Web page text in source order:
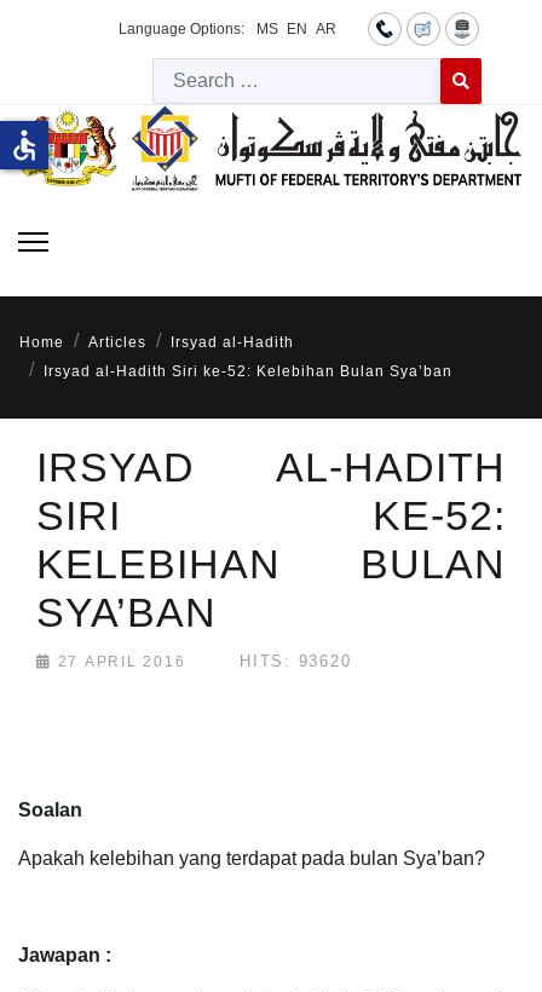
Language Options: MS EN AR
Type 2 or
Home Articles
Irsyad al-Hadith
Irsyad al-Hadith Siri ke-52: Kelebihan Bulan Sya’ban
IRSYAD AL-HADITH
SIRI KE-52:
KELEBIHAN BULAN
SYA’BAN
27 APRIL 2016 HITS: 93620
Soalan
Apakah kelebihan yang terdapat pada bulan Sya’ban?
Jawapan :
accessible